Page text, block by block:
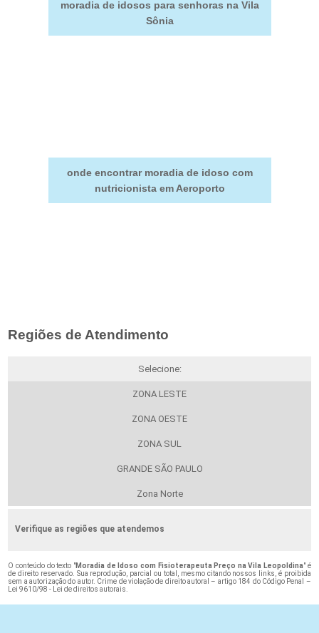
moradia de idosos para senhoras na Vila
Sônia
onde encontrar moradia de idoso com
nutricionista em Aeroporto
Regiões de Atendimento
Selecione:
ZONA LESTE
ZONA OESTE
ZONA SUL
GRANDE SÃO PAULO
Zona Norte
Verifique as regiões que atendemos
O conteúdo do texto "Moradia de Idoso com Fisioterapeuta Preço na Vila Leopoldina" é
de direito reservado. Sua reprodução, parcial ou total, mesmo citando nossos links, é proibida
sem a autorização do autor. Crime de violação de direito autoral – artigo 184 do Código Penal –
Lei 9610/98 - Lei de direitos autorais